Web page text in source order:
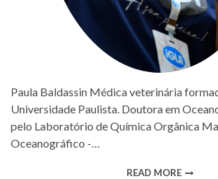
Paula Baldassin Médica veterinária
Universidade Paulista. Doutora em
pelo Laboratório de Química Orgânica
Oceanográfico -…
READ MORE